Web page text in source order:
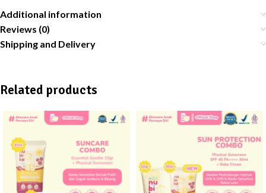
Additional information
Reviews (0)
Shipping and Delivery
Related products